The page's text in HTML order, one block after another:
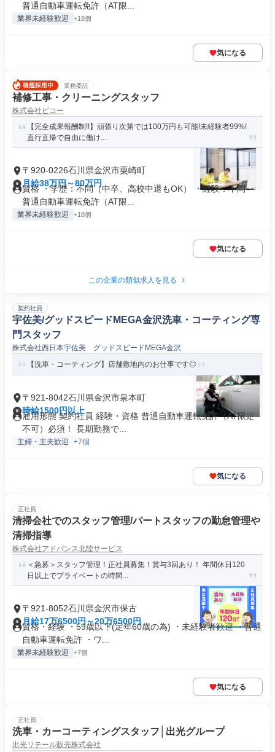
普通自動車運転免許（AT限...
業界未経験歓迎 +18個
気になる
業務委託
補修工事・クリーニングスタッフ
株式会社ビコー
【完全成果報酬制!!】頑張り次第では100万円も可能!未経験者99%!
直行直帰で自由に働け...
〒920-0226石川県金沢市粟崎町
月給38万円～80万円
資格 ・学歴：不問（中卒、高校中退もOK） ・経験：不問 ・
普通自動車運転免許（AT限...
業界未経験歓迎 +18個
気になる
この企業の類似求人を見る
契約社員
宇佐美/グッドスピードMEGA金沢洗車・コーティング専
門スタッフ
株式会社西日本宇佐美 グッドスピードMEGA金沢
【洗車・コーティング】店舗敷地内のお仕事です◎
〒921-8042石川県金沢市泉本町
時給1500円以上
雇用形態 契約社員 経験・資格 普通自動車運転免許（AT限定
不可）必須！ 長期勤務で...
主婦・主夫歓迎 +7個
気になる
正社員
清掃会社でのスタッフ管理/パートスタッフの勤怠管理や
清掃指導
株式会社アドバンス北陸サービス
＜急募＞スタッフ管理！正社員募集！賞与3回あり！ 年間休日120
日以上でプライベートの時間...
〒921-8052石川県金沢市保古
月給17万6500円～20万6500円
資格・経験 ・59歳以下(定年60歳の為) ・未経験者歓迎 ・普通
自動車運転免許 ・ワ...
業界未経験歓迎 +7個
気になる
正社員
洗車・カーコーティングスタッフ│出光グループ
出光リテール販売株式会社